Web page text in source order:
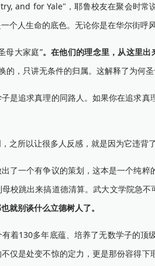
for Yale"，耶鲁校友在聚会时常说
个人生命的底色。无论你是在华尔街呼
大家庭”。在他们的理念里，从这里
的，只讲无条件的归属。这解释了为何
追求真理的同路人。如果你在追求真
所以让很多人反感，就是因为它违背了
一个有争议的策划，这本是一个纯粹
校跳出来搞道德清算。武大文学院急
就别谈什么立德树人了。
130多年底蕴、培养了无数学子的顶
仅是处变不惊的定力，更是那份容得